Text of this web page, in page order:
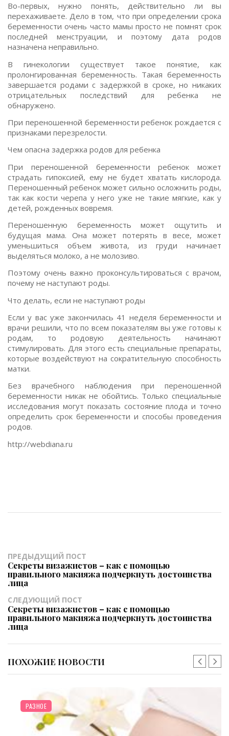
Во-первых, нужно понять, действительно ли вы
перехаживаете. Дело в том, что при определении срока
беременности очень часто мамы просто не помнят срок
последней менструации, и поэтому дата родов
назначена неправильно.
В гинекологии существует такое понятие, как
пролонгированная беременность. Такая беременность
завершается родами с задержкой в сроке, но никаких
отрицательных последствий для ребенка не
обнаружено.
При переношенной беременности ребенок рождается с
признаками перезрелости.
Чем опасна задержка родов для ребенка
При переношенной беременности ребенок может
страдать гипоксией, ему не будет хватать кислорода.
Переношенный ребенок может сильно осложнить роды,
так как кости черепа у него уже не такие мягкие, как у
детей, рожденных вовремя.
Переношенную беременность может ощутить и
будущая мама. Она может потерять в весе, может
уменьшиться объем живота, из груди начинает
выделяться молоко, а не молозиво.
Поэтому очень важно проконсультироваться с врачом,
почему не наступают роды.
Что делать, если не наступают роды
Если у вас уже закончилась 41 неделя беременности и
врачи решили, что по всем показателям вы уже готовы к
родам, то родовую деятельность начинают
стимулировать. Для этого есть специальные препараты,
которые воздействуют на сократительную способность
матки.
Без врачебного наблюдения при переношенной
беременности никак не обойтись. Только специальные
исследования могут показать состояние плода и точно
определить срок беременности и способы проведения
родов.
http://webdiana.ru
ПРЕДЫДУЩИЙ ПОСТ
Секреты визажистов – как с помощью
правильного макияжа подчеркнуть достоинства
лица
СЛЕДУЮЩИЙ ПОСТ
Секреты визажистов – как с помощью
правильного макияжа подчеркнуть достоинства
лица
ПОХОЖИЕ НОВОСТИ
РАЗНОЕ